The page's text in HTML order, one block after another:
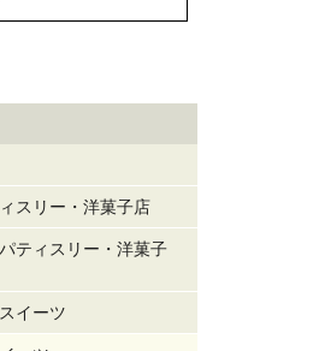
スリー・洋菓子店
ティスリー・洋菓子
イーツ